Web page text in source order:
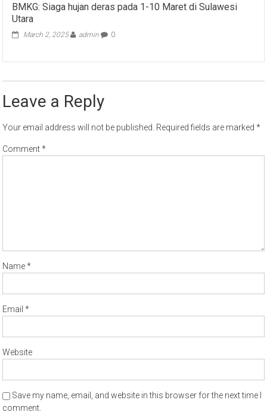
BMKG: Siaga hujan deras pada 1-10 Maret di Sulawesi
Utara
March 2, 2025 admin 0
Leave a Reply
Your email address will not be published. Required fields are marked*
Comment*
Name*
Email*
Website
Save my name, email, and website in this browser for the next time I
comment.